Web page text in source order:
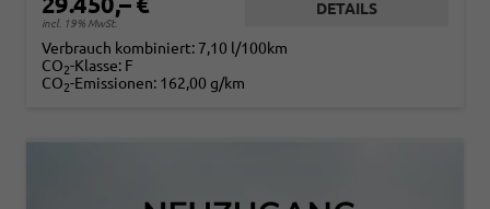
incl. 19% MwSt.
DETAILS
Verbrauch kombiniert: 7,10 l/100km
CO2-Klasse: F
CO2-Emissionen: 162,00 g/km